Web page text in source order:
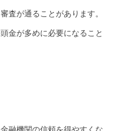
査が通ることがあります。
金が多めに必要になること